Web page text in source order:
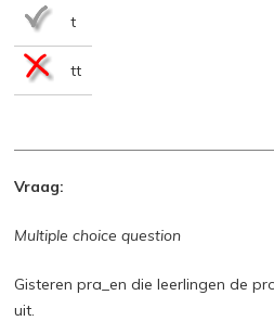
t
tt
Vraag:
Multiple choice question
Gisteren pra_en die leerlingen de
uit.